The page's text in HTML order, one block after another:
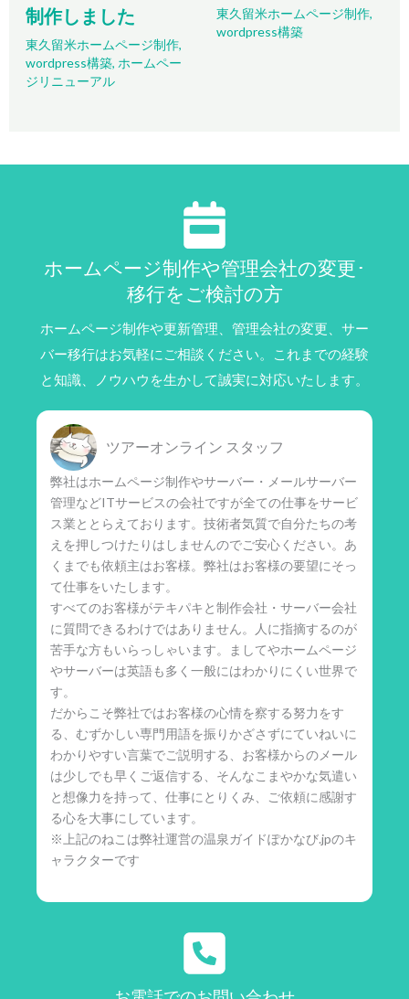
制作しました
東久留米ホームページ制作,
wordpress構築, ホームペー
ジリニューアル
東久留米ホームページ制作,
wordpress構築
ホームページ制作や管理会社の変更･
移行をご検討の方
ホームページ制作や更新管理、管理会社の変更、サー
バー移行はお気軽にご相談ください。これまでの経験
と知識、ノウハウを生かして誠実に対応いたします。
ツアーオンライン スタッフ
弊社はホームページ制作やサーバー・メールサーバー
管理などITサービスの会社ですが全ての仕事をサービ
ス業ととらえております。技術者気質で自分たちの考
えを押しつけたりはしませんのでご安心ください。あ
くまでも依頼主はお客様。弊社はお客様の要望にそっ
て仕事をいたします。
すべてのお客様がテキパキと制作会社・サーバー会社
に質問できるわけではありません。人に指摘するのが
苦手な方もいらっしゃいます。ましてやホームページ
やサーバーは英語も多く一般にはわかりにくい世界で
す。
だからこそ弊社ではお客様の心情を察する努力をす
る、むずかしい専門用語を振りかざさずにていねいに
わかりやすい言葉でご説明する、お客様からのメール
は少しでも早くご返信する、そんなこまやかな気遣い
と想像力を持って、仕事にとりくみ、ご依頼に感謝す
る心を大事にしています。
※上記のねこは弊社運営の温泉ガイドぽかなび.jpのキ
ャラクターです